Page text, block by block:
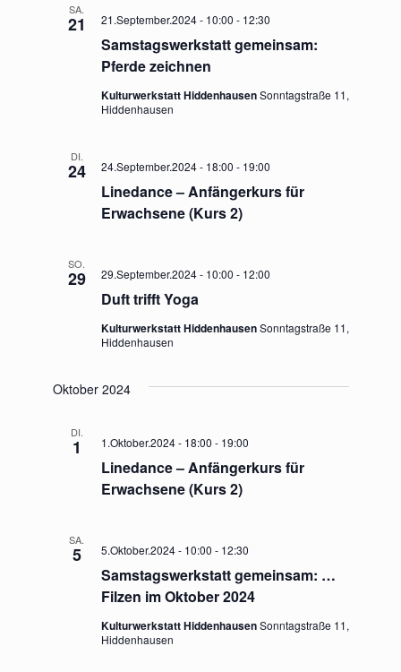
i
c
N
g
o
N
SA.
21
Samstagswerkstatt gemeinsam:
Pferde zeichnen
21.September.2024 - 10:00 - 12:30
Kulturwerkstatt HiddenhausenSonntagstraße 11,
Hiddenhausen
DI.
24
Linedance – Anfängerkurs für
Erwachsene (Kurs 2)
24.September.2024 - 18:00 - 19:00
SO.
29
Duft trifft Yoga
29.September.2024 - 10:00 - 12:00
Kulturwerkstatt HiddenhausenSonntagstraße 11,
Hiddenhausen
Oktober 2024
DI.
1
Linedance – Anfängerkurs für
Erwachsene (Kurs 2)
1.Oktober.2024 - 18:00 - 19:00
SA.
5
Samstagswerkstatt gemeinsam: …
Filzen im Oktober 2024
5.Oktober.2024 - 10:00 - 12:30
Kulturwerkstatt HiddenhausenSonntagstraße 11,
Hiddenhausen